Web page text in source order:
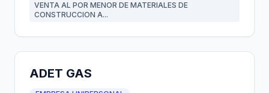
VENTA AL POR MENOR DE MATERIALES DE
CONSTRUCCION A...
ADET GAS